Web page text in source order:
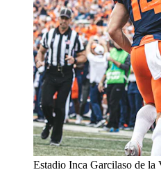
Estadio Inca Garcilaso de